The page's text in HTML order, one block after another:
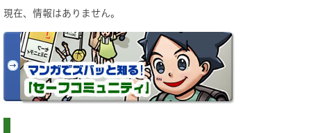
現在、情報はありません。